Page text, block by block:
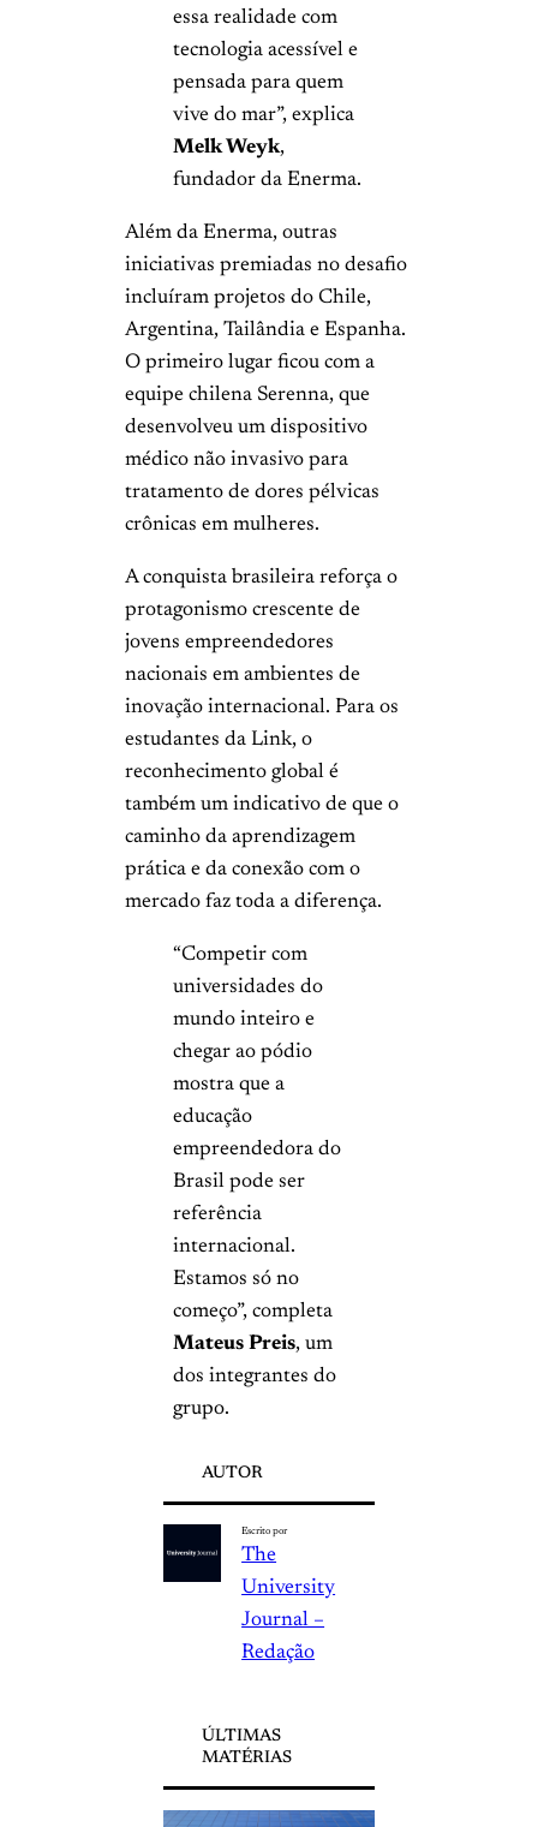
essa realidade com
tecnologia acessível e
pensada para quem
vive do mar”, explica
Melk Weyk,
fundador da Enerma.
Além da Enerma, outras
iniciativas premiadas no desafio
incluíram projetos do Chile,
Argentina, Tailândia e Espanha.
O primeiro lugar ficou com a
equipe chilena Serenna, que
desenvolveu um dispositivo
médico não invasivo para
tratamento de dores pélvicas
crônicas em mulheres.
A conquista brasileira reforça o
protagonismo crescente de
jovens empreendedores
nacionais em ambientes de
inovação internacional. Para os
estudantes da Link, o
reconhecimento global é
também um indicativo de que o
caminho da aprendizagem
prática e da conexão com o
mercado faz toda a diferença.
“Competir com
universidades do
mundo inteiro e
chegar ao pódio
mostra que a
educação
empreendedora do
Brasil pode ser
referência
internacional.
Estamos só no
começo”, completa
Mateus Preis, um
dos integrantes do
grupo.
AUTOR
Escrito por
The
University
Journal –
Redação
ÚLTIMAS
MATÉRIAS